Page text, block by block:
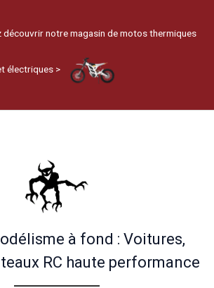
découvrir notre magasin de motos thermiques
électriques >
à fond : Voitures,
RC haute performance